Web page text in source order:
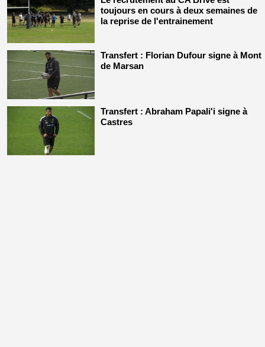
toujours en cours à deux semaines de
la reprise de l'entrainement
Transfert : Florian Dufour signe à Mont
de Marsan
Transfert : Abraham Papali'i signe à
Castres